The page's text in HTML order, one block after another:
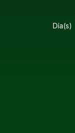
Día(s)